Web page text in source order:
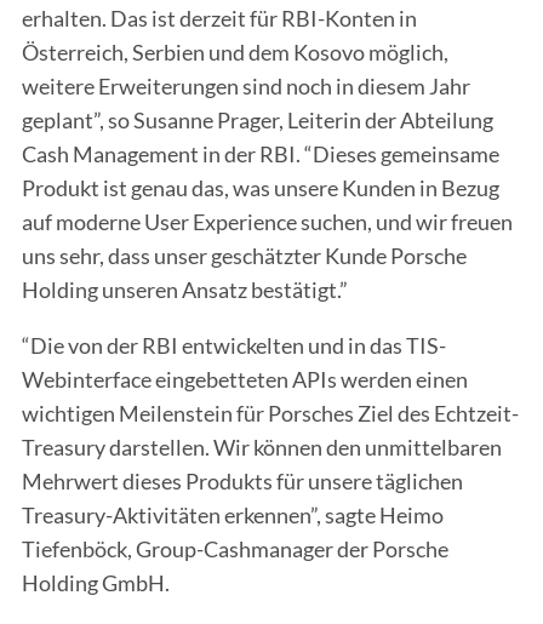
erhalten. Das ist derzeit für RBI-Konten in
Österreich, Serbien und dem Kosovo möglich,
weitere Erweiterungen sind noch in diesem Jahr
geplant”, so Susanne Prager, Leiterin der Abteilung
Cash Management in der RBI. “Dieses gemeinsame
Produkt ist genau das, was unsere Kunden in Bezug
auf moderne User Experience suchen, und wir freuen
uns sehr, dass unser geschätzter Kunde Porsche
Holding unseren Ansatz bestätigt.”
“Die von der RBI entwickelten und in das TIS-
Webinterface eingebetteten APIs werden einen
wichtigen Meilenstein für Porsches Ziel des Echtzeit-
Treasury darstellen. Wir können den unmittelbaren
Mehrwert dieses Produkts für unsere täglichen
Treasury-Aktivitäten erkennen”, sagte Heimo
Tiefenböck, Group-Cashmanager der Porsche
Holding GmbH.